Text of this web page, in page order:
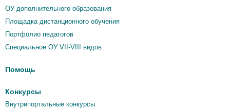
ОУ дополнительного образования
Площадка дистанционного обучения
Портфолио педагогов
Специальное ОУ VII-VIII видов
Помощь
Конкурсы
Внутрипортальные конкурсы